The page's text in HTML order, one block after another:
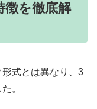
徴を徹底解
式とは異なり、3
。